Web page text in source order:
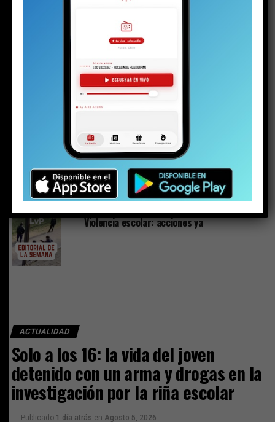
Asesor del alcalde sostiene que sumario por
“Caso Sobresueldos” confirma su inocencia
y anuncia acciones legales
Lago Caburgua muestra signos de
respecto de 2025
Denuncias por Ley Karin escalan conflicto
entre el alcalde Álvarez y las concejalas
Castillo y Matus
Violencia escolar: acciones ya
ACTUALIDAD
Solo a los 16: la vida del joven
detenido con un arma y drogas en la
investigación por la riña escolar
Publicado 1 día atrás en Agosto 5, 2026